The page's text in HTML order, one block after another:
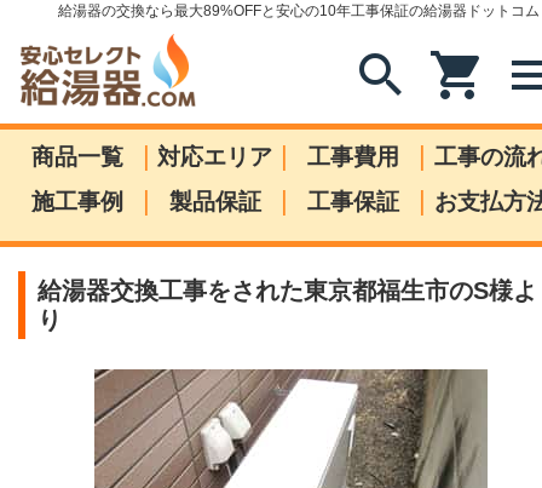
給湯器の交換なら最大89%OFFと安心の10年工事保証の給湯器ドットコム
search shopping_cart
商品一覧 | 対応エリア | 工事費用 | 工事の流
施工事例
| 製品保証 | 工事保証 | お支払方
給湯器交換工事をされた東京都福生市のS様よ
り